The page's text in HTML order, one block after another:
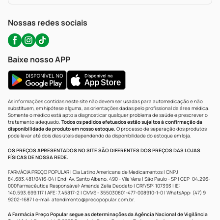
Nossas redes sociais
Baixe nosso APP
As informações contidas neste site não devem ser usadas para automedicação e não
substituem, em hipótese alguma, as orientações dadas pelo profissional da área médica.
Somente o médico está apto a diagnosticar qualquer problema de saúde e prescrever o
tratamento adequado. Todos os pedidos efetuados estão sujeitos à confirmação da
disponibilidade de produto em nosso estoque.O processo de separação dos produtos
pode levar até dois dias úteis dependendo da disponibilidade do estoque em loja.
OS PREÇOS APRESENTADOS NO SITE SÃO DIFERENTES DOS PREÇOS DAS LOJAS
FÍSICAS DE NOSSA REDE.
FARMÁCIA PREÇO POPULAR | Cia Latino Americana de Medicamentos | CNPJ:
84.683.481/0416-04 | End: Av. Santo Albano, 490 - Vila Vera | São Paulo - SP | CEP: 04.296-
000Farmacêutica Responsável: Amanda Zelia Deodato | CRF/SP: 107393 | IE:
140.593.699.117 | AFE: 7.45817-2 | CMVS - 355030801-477-008910-1-0 | WhatsApp: (47) 9
9202-1687 | e-mail: atendimento@precopopular.com.br.
A Farmácia Preço Popular segue as determinações da Agência Nacional de Vigilância